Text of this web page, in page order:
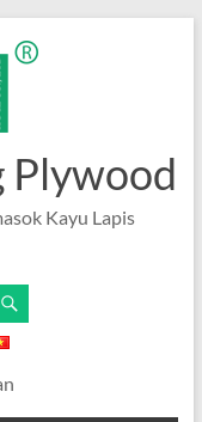
Plywood
Kayu Lapis